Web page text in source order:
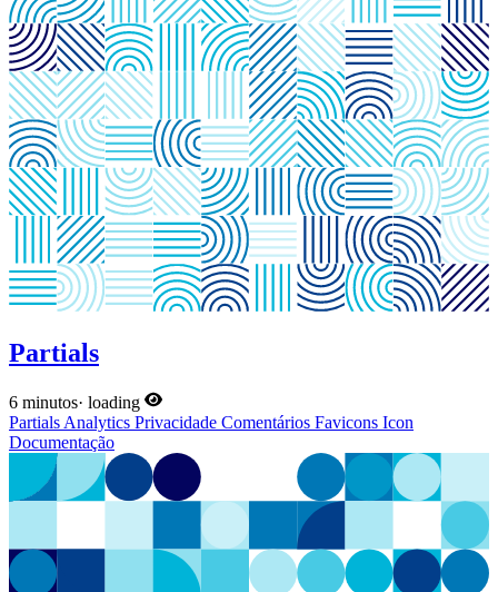
Partials
6 minutos· loading
Partials Analytics Privacidade Comentários Favicons Icon
Documentação